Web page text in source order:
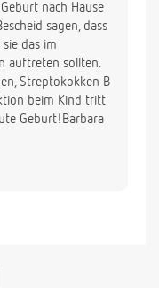
nach Hause
sagen, dass
das im
auftreten sollten.
Streptokokken B
beim Kind tritt
Geburt!Barbara